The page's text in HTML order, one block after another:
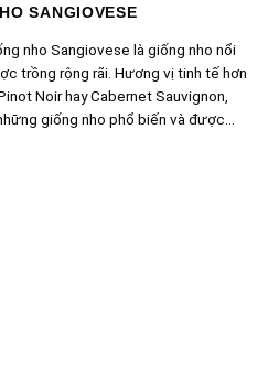
SANGIOVESE
nho Sangiovese là giống nho nổi
trồng rộng rãi. Hương vị tinh tế hơn
Noir hay Cabernet Sauvignon,
giống nho phổ biến và được...